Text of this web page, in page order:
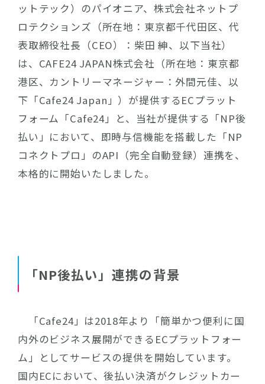
ットテック）のパイオニア、株式会社ネットプ
ロテクションズ（所在地：東京都千代田区、代
表取締役社長（CEO）：柴田 紳、以下当社）
は、CAFE24 JAPAN株式会社（所在地：東京都
港区、カントリーマネージャー：外間元佳、以
下「Cafe24 Japan」）が提供するECプラット
フォーム「Cafe24」と、当社が提供する「NP後
払い」において、即時与信機能を搭載した「NP
コネクトプロ」のAPI（完全自動登録）連携を、
本格的に開始いたしました。
「NP後払い」連携の背景
「Cafe24」は2018年より「簡単かつ便利に国
内外のビジネス展開ができるECプラットフォー
ム」としてサービスの提供を開始しています。
国内ECにおいて、後払い決済がクレジットカー